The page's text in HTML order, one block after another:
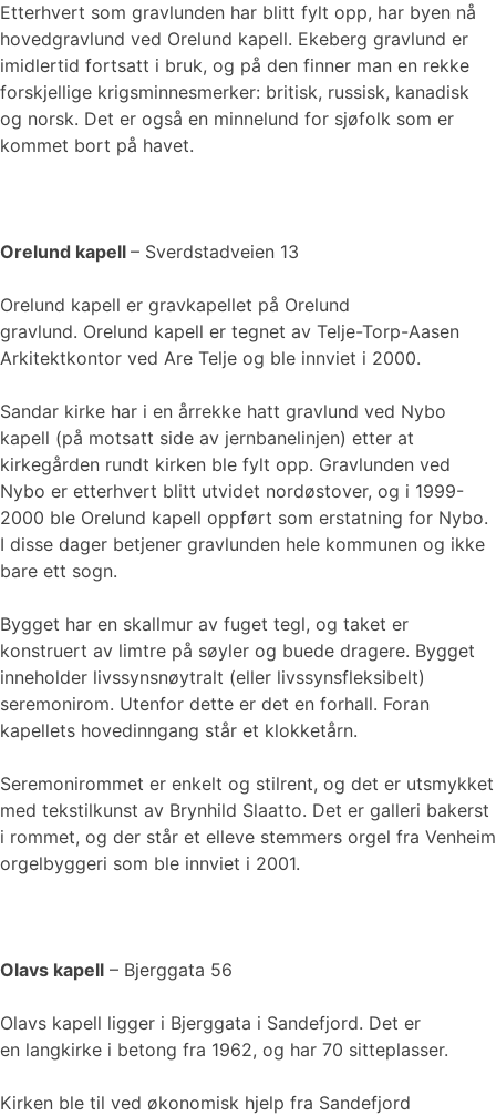
Etterhvert som gravlunden har blitt fylt opp, har byen nå
hovedgravlund ved Orelund kapell. Ekeberg gravlund er
imidlertid fortsatt i bruk, og på den finner man en rekke
forskjellige krigsminnesmerker: britisk, russisk, kanadisk
og norsk. Det er også en minnelund for sjøfolk som er
kommet bort på havet.
Orelund kapell – Sverdstadveien 13
Orelund kapell er gravkapellet på Orelund
gravlund. Orelund kapell er tegnet av Telje-Torp-Aasen
Arkitektkontor ved Are Telje og ble innviet i 2000.
Sandar kirke har i en årrekke hatt gravlund ved Nybo
kapell (på motsatt side av jernbanelinjen) etter at
kirkegården rundt kirken ble fylt opp. Gravlunden ved
Nybo er etterhvert blitt utvidet nordøstover, og i 1999-
2000 ble Orelund kapell oppført som erstatning for Nybo.
I disse dager betjener gravlunden hele kommunen og ikke
bare ett sogn.
Bygget har en skallmur av fuget tegl, og taket er
konstruert av limtre på søyler og buede dragere. Bygget
inneholder livssynsnøytralt (eller livssynsfleksibelt)
seremonirom. Utenfor dette er det en forhall. Foran
kapellets hovedinngang står et klokketårn.
Seremonirommet er enkelt og stilrent, og det er utsmykket
med tekstilkunst av Brynhild Slaatto. Det er galleri bakerst
i rommet, og der står et elleve stemmers orgel fra Venheim
orgelbyggeri som ble innviet i 2001.
Olavs kapell – Bjerggata 56
Olavs kapell ligger i Bjerggata i Sandefjord. Det er
en langkirke i betong fra 1962, og har 70 sitteplasser.
Kirken ble til ved økonomisk hjelp fra Sandefjord